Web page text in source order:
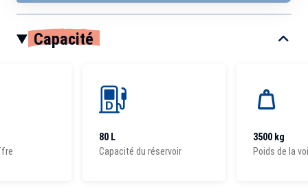
Capacité
80 L
Capacité du réservoir
3500 kg
Poids de la